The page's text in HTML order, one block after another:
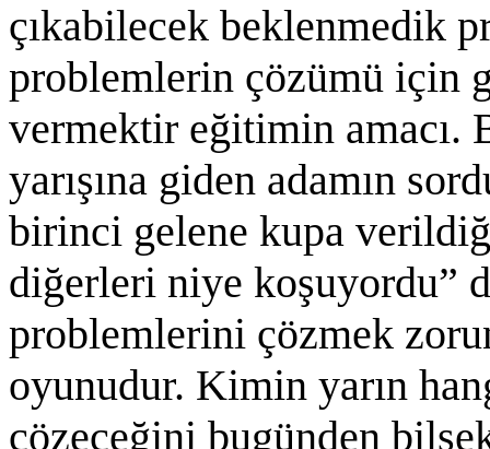
çıkabilecek beklenmedik
problemlerin çözümü için
vermektir eğitimin amacı.
yarışına giden adamın
birinci gelene kupa
diğerleri niye koşuyordu”
problemlerini çözmek
oyunudur. Kimin yarın
çözeceğini bugünden